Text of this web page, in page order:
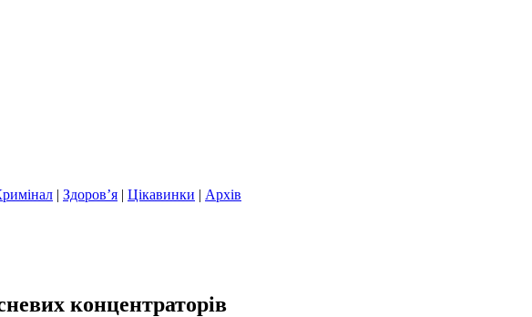
| Здоров’я | Цікавинки | Архів
концентраторів